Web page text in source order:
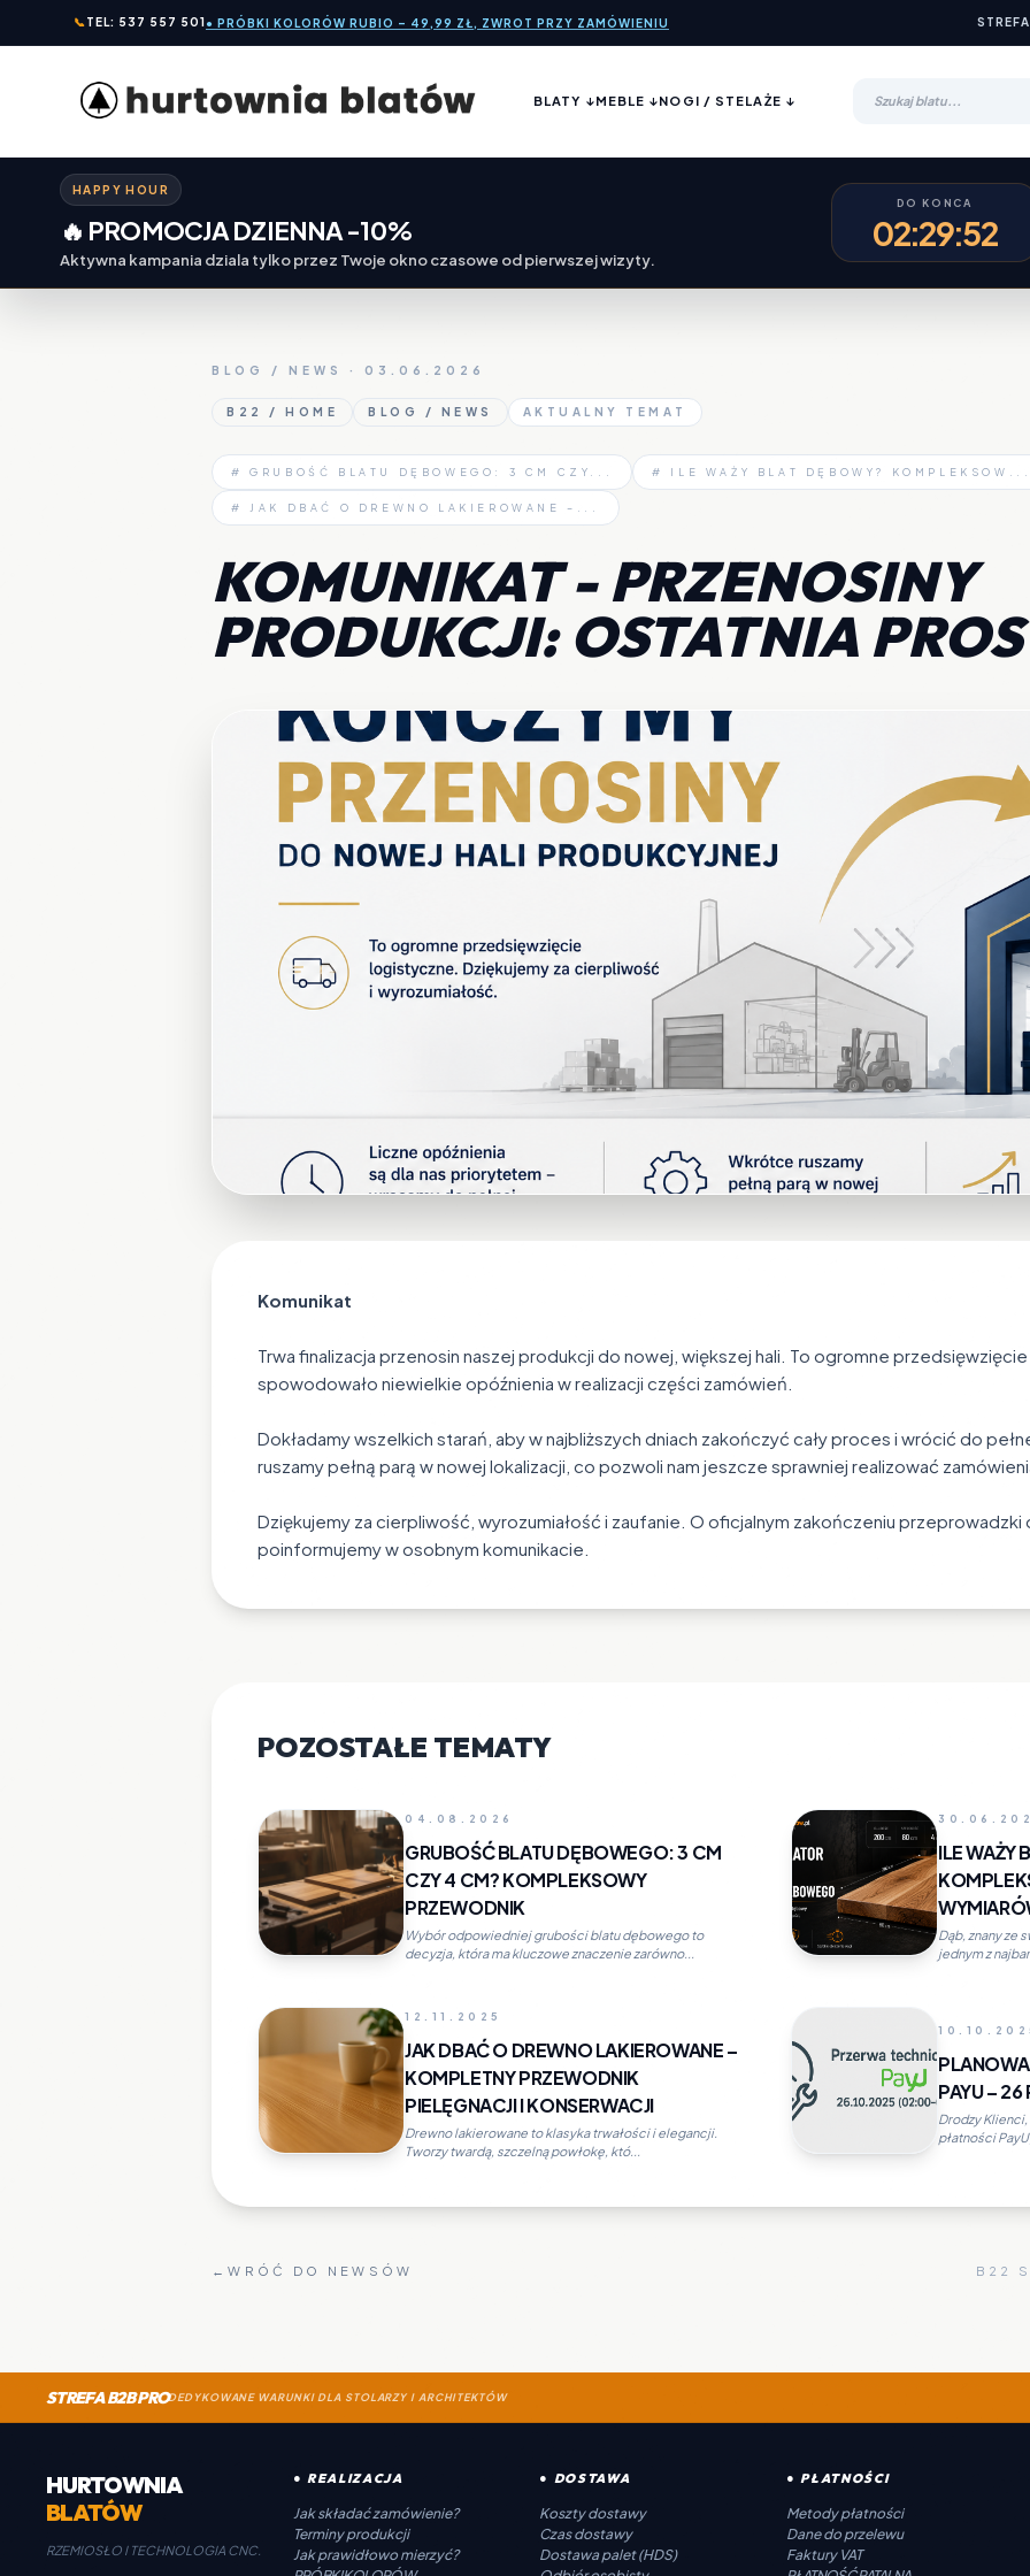
📞 TEL: 537 557 501 ● PRÓBKI KOLORÓW RUBIO – 49,99 ZŁ, ZWROT PRZY ZAMÓWIENIU
BLATY ↓MEBLE ↓NOGI / STELAŻE ↓
HAPPY HOUR
🔥 PROMOCJA DZIENNA -10%
Aktywna kampania dziala tylko przez Twoje okno czasowe od pierwszej wizyty.
DO KONCA
02:29:52
BLOG / NEWS · 03.06.2026
B22 / HOME BLOG / NEWS AKTUALNY TEMAT
# GRUBOŚĆ BLATU DĘBOWEGO: 3 CM CZY... # ILE WAŻY BLAT DĘBOWY?
# JAK DBAĆ O DREWNO LAKIEROWANE –...
KOMUNIKAT - PRZENOSINY
PRODUKCJI: OSTATNIA
Komunikat
Trwa finalizacja przenosin naszej produkcji do nowej, większej hali. To ogromne
spowodowało niewielkie opóźnienia w realizacji części zamówień.
Dokładamy wszelkich starań, aby w najbliższych dniach zakończyć cały proces i wrócić do
ruszamy pełną parą w nowej lokalizacji, co pozwoli nam jeszcze sprawniej realizować
Dziękujemy za cierpliwość, wyrozumiałość i zaufanie. O oficjalnym zakończeniu przeprowadzki
poinformujemy w osobnym komunikacie.
POZOSTAŁE TEMATY
04.08.2026
GRUBOŚĆ BLATU DĘBOWEGO: 3 CM
CZY 4 CM? KOMPLEKSOWY
PRZEWODNIK
Wybór odpowiedniej grubości blatu dębowego to
decyzja, która ma kluczowe znaczenie zarówno...
ILE WAŻY
Dąb, znany ze
jednym z
12.11.2025
JAK DBAĆ O DREWNO LAKIEROWANE –
KOMPLETNY PRZEWODNIK
PIELĘGNACJI I KONSERWACJI
Drewno lakierowane to klasyka trwałości i elegancji.
Tworzy twardą, szczelną powłokę, któ...
PAYU –
Drodzy
płatności
←WRÓĆ DO NEWSÓW B22
STREFA B2B PRODEDYKOWANE WARUNKI DLA STOLARZY I ARCHITEKTÓW
HURTOWNIA
BLATÓW
RZEMIOSŁO I TECHNOLOGIA CNC.
● REALIZACJA
Jak składać zamówienie?
Terminy produkcji
Jak prawidłowo mierzyć?
● DOSTAWA
Koszty dostawy
Czas dostawy
Dostawa palet (HDS)
● PŁATNOŚCI
Metody płatności
Dane do przelewu
Faktury VAT